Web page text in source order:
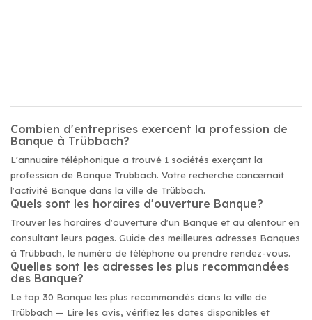
Combien d'entreprises exercent la profession de
Banque à Trübbach?
L'annuaire téléphonique a trouvé 1 sociétés exerçant la
profession de Banque Trübbach. Votre recherche concernait
l'activité Banque dans la ville de Trübbach.
Quels sont les horaires d'ouverture Banque?
Trouver les horaires d'ouverture d'un Banque et au alentour en
consultant leurs pages. Guide des meilleures adresses Banques
à Trübbach, le numéro de téléphone ou prendre rendez-vous.
Quelles sont les adresses les plus recommandées
des Banque?
Le top 30 Banque les plus recommandés dans la ville de
Trübbach — Lire les avis, vérifiez les dates disponibles et